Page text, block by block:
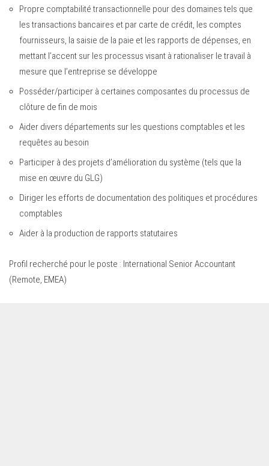
Propre comptabilité transactionnelle pour des domaines tels que
les transactions bancaires et par carte de crédit, les comptes
fournisseurs, la saisie de la paie et les rapports de dépenses, en
mettant l’accent sur les processus visant à rationaliser le travail à
mesure que l’entreprise se développe
Posséder/participer à certaines composantes du processus de
clôture de fin de mois
Aider divers départements sur les questions comptables et les
requêtes au besoin
Participer à des projets d’amélioration du système (tels que la
mise en œuvre du GLG)
Diriger les efforts de documentation des politiques et procédures
comptables
Aider à la production de rapports statutaires
Profil recherché pour le poste : International Senior Accountant
(Remote, EMEA)